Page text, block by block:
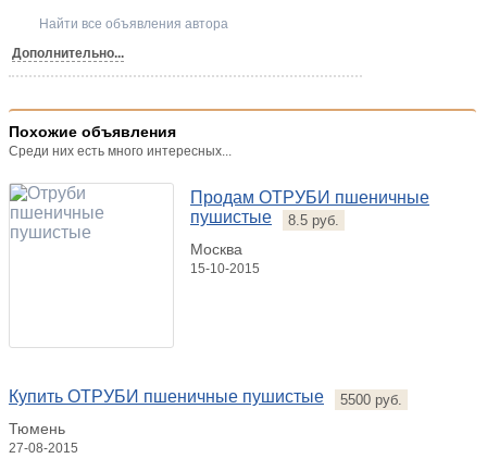
Найти все объявления автора
Дополнительно...
Похожие объявления
Среди них есть много интересных...
Продам ОТРУБИ пшеничные
пушистые
8.5 руб.
Москва
15-10-2015
Купить ОТРУБИ пшеничные пушистые
5500 руб.
Тюмень
27-08-2015